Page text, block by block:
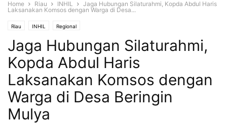
Home Riau INHIL
Jaga Hubungan Silaturahmi, Kopda Abdul Haris
Laksanakan Komsos dengan Warga di Desa...
Riau INHIL Regional
Jaga Hubungan Silaturahmi,
Kopda Abdul Haris
Laksanakan Komsos dengan
Warga di Desa Beringin
Mulya